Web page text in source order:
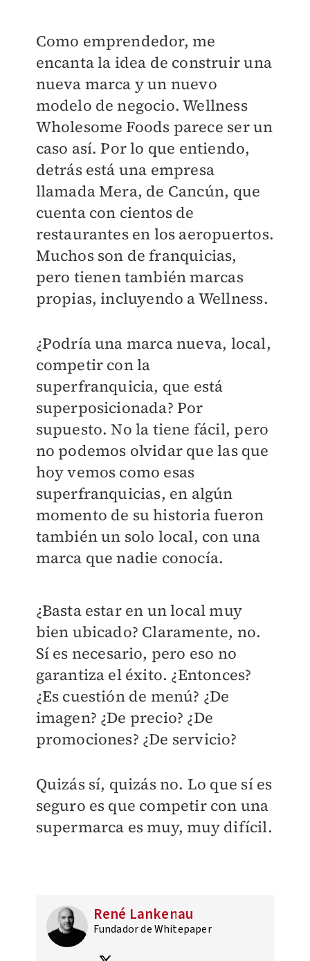
Como emprendedor, me
encanta la idea de construir una
nueva marca y un nuevo
modelo de negocio. Wellness
Wholesome Foods parece ser un
caso así. Por lo que entiendo,
detrás está una empresa
llamada Mera, de Cancún, que
cuenta con cientos de
restaurantes en los aeropuertos.
Muchos son de franquicias,
pero tienen también marcas
propias, incluyendo a Wellness.
¿Podría una marca nueva, local,
competir con la
superfranquicia, que está
superposicionada? Por
supuesto. No la tiene fácil, pero
no podemos olvidar que las que
hoy vemos como esas
superfranquicias, en algún
momento de su historia fueron
también un solo local, con una
marca que nadie conocía.
¿Basta estar en un local muy
bien ubicado? Claramente, no.
Sí es necesario, pero eso no
garantiza el éxito. ¿Entonces?
¿Es cuestión de menú? ¿De
imagen? ¿De precio? ¿De
promociones? ¿De servicio?
Quizás sí, quizás no. Lo que sí es
seguro es que competir con una
supermarca es muy, muy difícil.
René Lankenau
Fundador de Whitepaper